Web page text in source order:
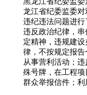
龙江省纪委监委
违纪违法问题进
违反政治纪律，
定精神，违规建
律，不按规定报
从事营利活动；
殊号牌，在工程
群众举报信件；